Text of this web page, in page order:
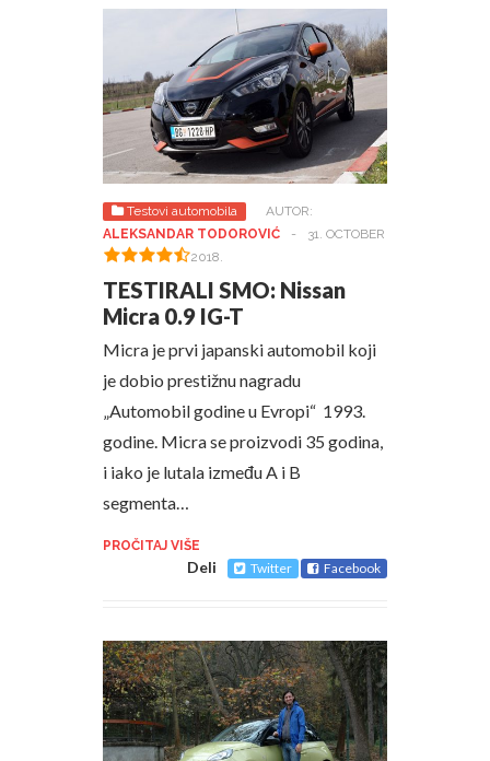
Testovi automobila
AUTOR:
ALEKSANDAR TODOROVIĆ
-
31. OCTOBER
2018.
TESTIRALI SMO: Nissan
Micra 0.9 IG-T
Micra je prvi japanski automobil koji
je dobio prestižnu nagradu
„Automobil godine u Evropi“ 1993.
godine. Micra se proizvodi 35 godina,
i iako je lutala između A i B
segmenta…
PROČITAJ VIŠE
Deli Twitter Facebook